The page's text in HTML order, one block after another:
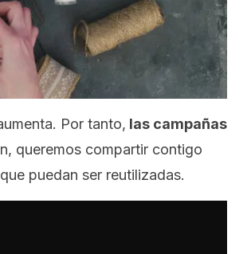
Por tanto, las campañas
queremos compartir contigo
puedan ser reutilizadas.